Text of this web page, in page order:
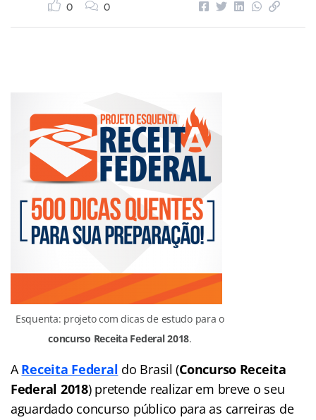
0 0
Esquenta: projeto com dicas de estudo para o
concurso Receita Federal 2018.
AReceita Federal do Brasil (Concurso Receita
Federal 2018) pretende realizar em breve o seu
aguardado concurso público para as carreiras de